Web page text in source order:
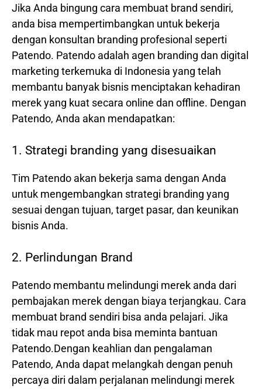
Jika Anda bingung cara membuat brand sendiri,
anda bisa mempertimbangkan untuk bekerja
dengan konsultan branding profesional seperti
Patendo. Patendo adalah agen branding dan digital
marketing terkemuka di Indonesia yang telah
membantu banyak bisnis menciptakan kehadiran
merek yang kuat secara online dan offline. Dengan
Patendo, Anda akan mendapatkan:
1. Strategi branding yang disesuaikan
Tim Patendo akan bekerja sama dengan Anda
untuk mengembangkan strategi branding yang
sesuai dengan tujuan, target pasar, dan keunikan
bisnis Anda.
2. Perlindungan Brand
Patendo membantu melindungi merek anda dari
pembajakan merek dengan biaya terjangkau. Cara
membuat brand sendiri bisa anda pelajari. Jika
tidak mau repot anda bisa meminta bantuan
Patendo.Dengan keahlian dan pengalaman
Patendo, Anda dapat melangkah dengan penuh
percaya diri dalam perjalanan melindungi merek